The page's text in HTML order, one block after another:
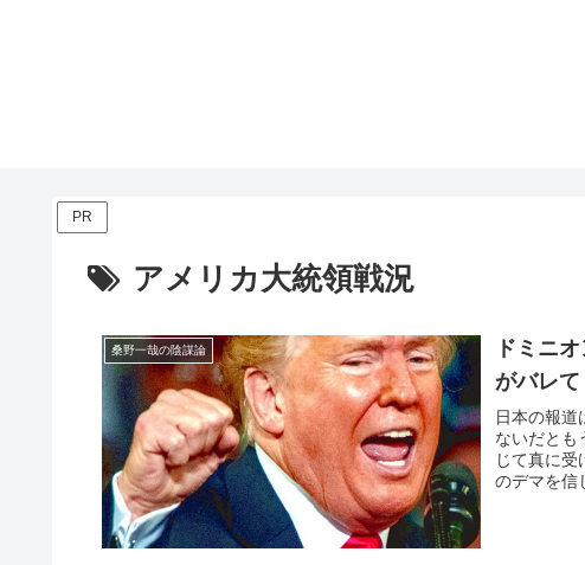
PR
アメリカ大統領戦況
桑野一哉の陰謀論
ドミニ
がバレて
日本の報道
ないだとも
じて真に
のデマを信